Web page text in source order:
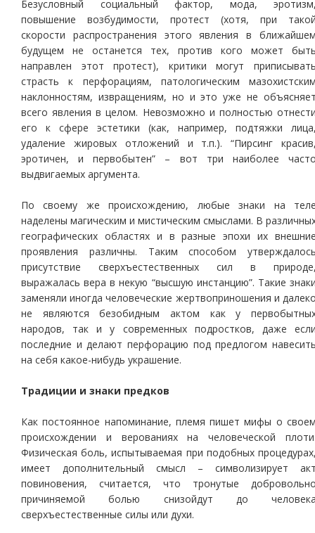
Безусловный социальный фактор, мода,
повышение возбудимости, протест (хотя, при
скорости распространения этого явления в
будущем не останется тех, против кого может
направлен этот протест), критики могут
страсть к перфорациям, патологическим
наклонностям, извращениям, но и это уже не
всего явления в целом. Невозможно и полностью
его к сфере эстетики (как, например, подтяжки
удаление жировых отложений и т.п.). “Пирсинг
эротичен, и первобытен” – вот три наиболее
выдвигаемых аргумента.
По своему же происхождению, любые знаки на
наделены магическим и мистическим смыслами. В
географических областях и в разные эпохи их
проявления различны. Таким способом
присутствие сверхъестественных сил в
выражалась вера в некую “высшую инстанцию”. Такие
заменяли иногда человеческие жертвоприношения и
не являются безобидным актом как у
народов, так и у современных подростков, даже
последние и делают перфорацию под предлогом
на себя какое-нибудь украшение.
Традиции и знаки предков
Как постоянное напоминание, племя пишет мифы о
происхождении и верованиях на человеческой
Физическая боль, испытываемая при подобных
имеет дополнительный смысл – символизирует
повиновения, считается, что тронутые
причиняемой болью снизойдут до
сверхъестественные силы или духи.